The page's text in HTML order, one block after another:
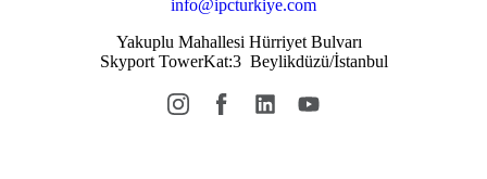
info@ipcturkiye.com
Yakuplu Mahallesi Hürriyet Bulvarı
Skyport TowerKat:3 Beylikdüzü/İstanbul